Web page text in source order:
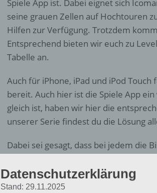
Spiele App ist. Dabei eignet sich
seine grauen Zellen auf Hochtouren
Hilfen zur Verfügung. Trotzdem
Entsprechend bieten wir euch zu
Tabelle an.
Auch für iPhone, iPad und iPod
bereit. Auch hier ist die Spiele App
gleich ist, haben wir hier die
unserer Serie findest du die Lösung
Dabei sei gesagt, dass bei jedem die
Wenn du also einen Kommentar mit
musst du die Kategorie nennen und
Datenschutzerklärung
Stand: 29.11.2025